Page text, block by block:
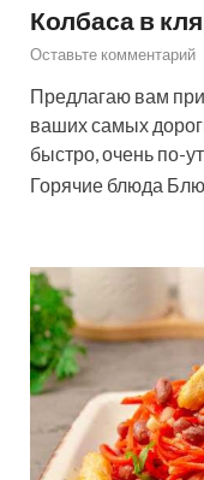
Колбаса в
Оставьте комментарий
Предлагаю вам
ваших самых
быстро, очень по-
Горячие блюда